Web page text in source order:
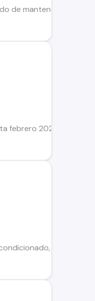
de mantencion.
febrero 2025,
tv/radio